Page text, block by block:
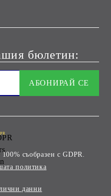
бюлетин:
съобразен с GDPR.
политика
данни